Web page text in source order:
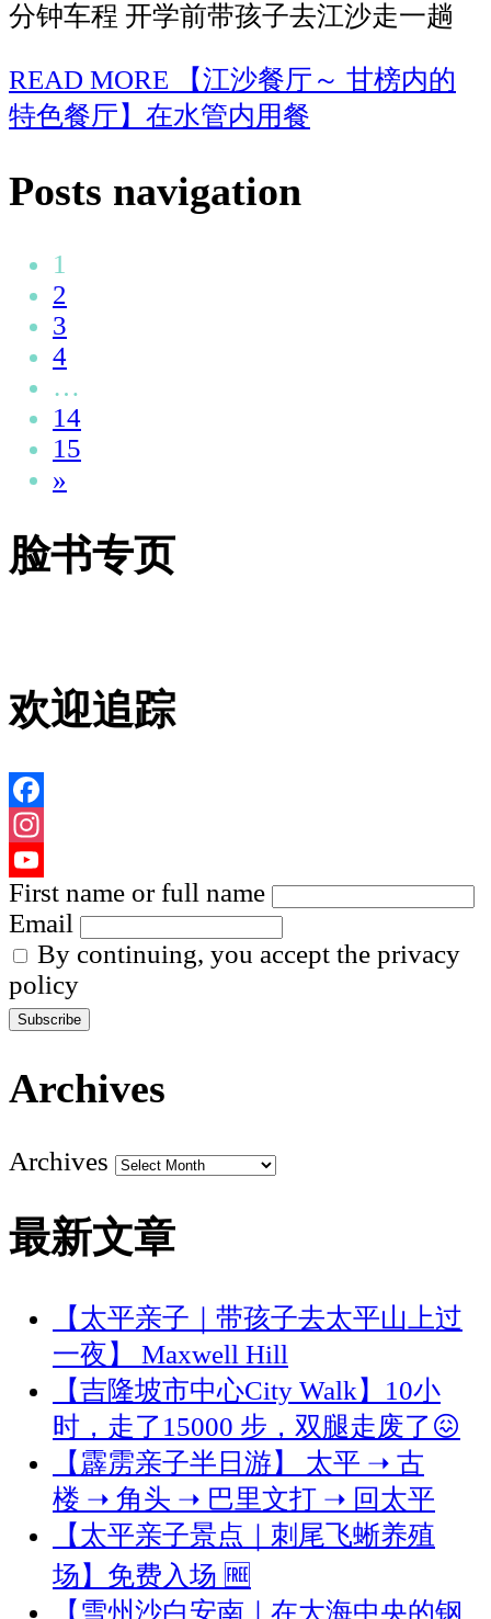
分钟车程 开学前带孩子去江沙走一趟
READ MORE 【江沙餐厅～ 甘榜内的
特色餐厅】在水管内用餐
Posts navigation
1
2
3
4
…
14
15
»
脸书专页
欢迎追踪
Facebook
Instagram
YouTube
Channel
First name or full name
Email
By continuing, you accept the privacy
policy
Archives
Archives
最新文章
【太平亲子｜带孩子去太平山上过
一夜】 Maxwell Hill
【吉隆坡市中心City Walk】10小
时，走了15000 步，双腿走废了😖
【霹雳亲子半日游】 太平 ➝ 古
楼 ➝ 角头 ➝ 巴里文打 ➝ 回太平
【太平亲子景点｜刺尾飞蜥养殖
场】免费入场 🆓
【雪州沙白安南｜在大海中央的钢